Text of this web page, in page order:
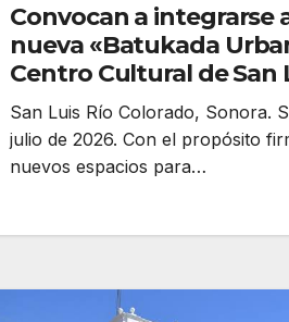
Convocan a integrarse
nueva «Batukada
Centro Cultural de San
Colorado
San Luis Río Colorado, Sonora.
julio de 2026. Con el propósito
nuevos espacios para…